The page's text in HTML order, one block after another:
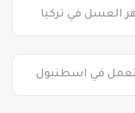
في اسطنبول